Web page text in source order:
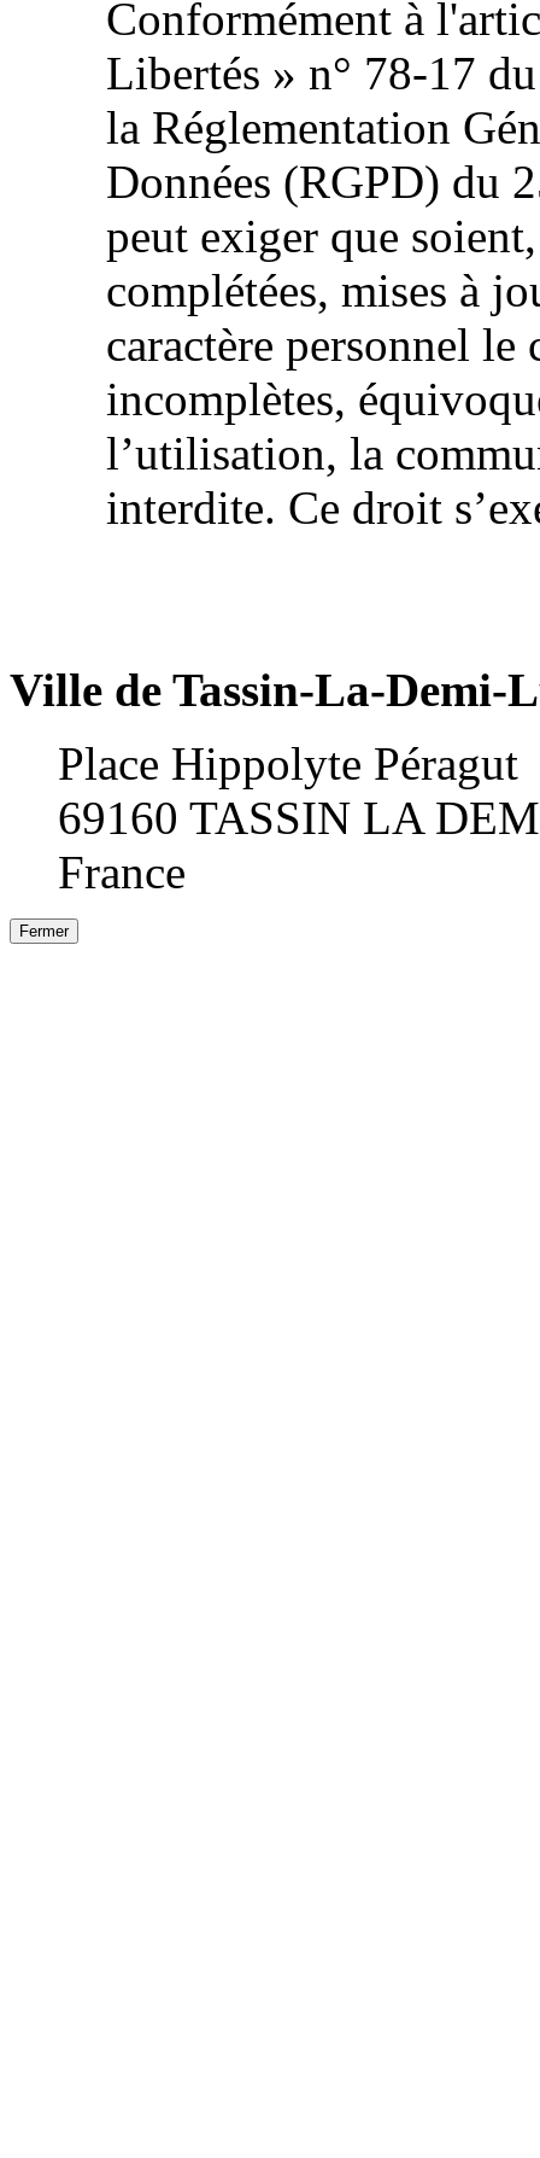
Conformément à
Libertés » n° 78-17
la Réglementation
Données (RGPD) du
peut exiger que
complétées, mises à
caractère personnel
incomplètes,
l’utilisation, la
interdite. Ce droit
Ville de Tassin-La-Demi-
Place Hippolyte Péragut
69160 TASSIN LA
France
Fermer